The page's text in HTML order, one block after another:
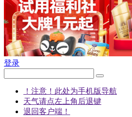
登录
！注意！此处为手机版导航
天气请点左上角后退键
退回客户端！